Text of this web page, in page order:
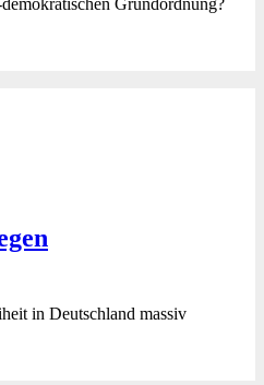
Grundordnung?
in Deutschland massiv